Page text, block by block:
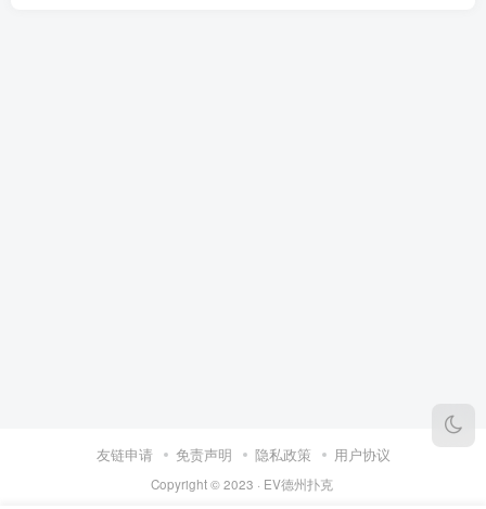
友链申请 免责声明 隐私政策 用户协议
Copyright © 2023 · EV德州扑克